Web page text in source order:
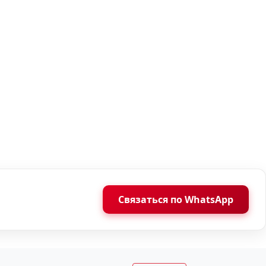
Связаться по WhatsApp